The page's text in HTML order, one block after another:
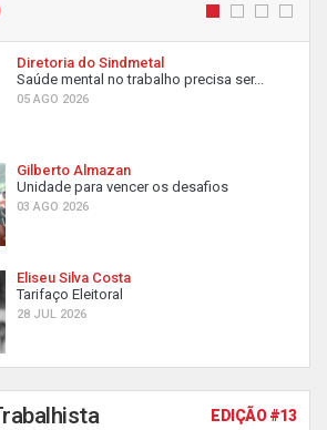
Diretoria do Sindmetal
Saúde mental no trabalho precisa ser...
05 AGO 2026
Gilberto Almazan
Unidade para vencer os desafios
03 AGO 2026
Eliseu Silva Costa
Tarifaço Eleitoral
28 JUL 2026
EDIÇÃO #13